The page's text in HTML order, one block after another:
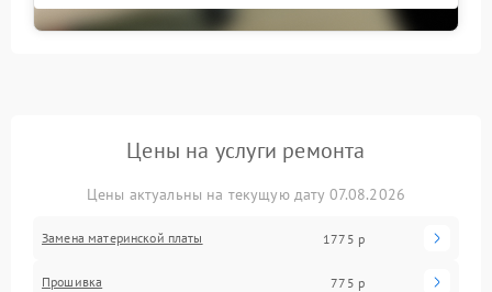
Цены на услуги ремонта
Цены актуальны на текущую дату 07.08.2026
Замена материнской платы 1775 р
Прошивка 775 р